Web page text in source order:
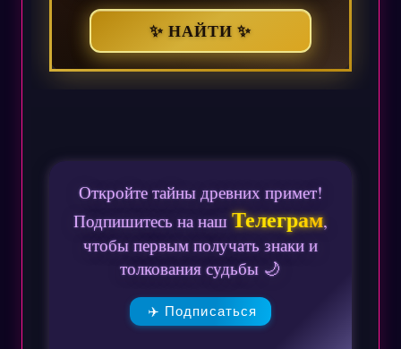
✨ НАЙТИ ✨
Откройте тайны древних примет!
Подпишитесь на нашТелеграм,
чтобы первым получать знаки и
толкования судьбы 🌙
✈️ Подписаться